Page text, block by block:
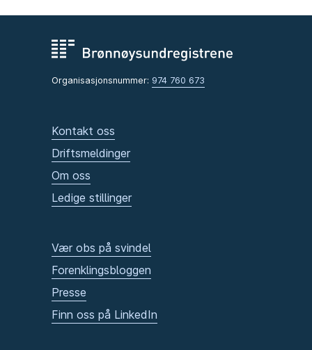
Organisasjonsnummer: 974 760 673
Kontakt oss
Driftsmeldinger
Om oss
Ledige stillinger
Vær obs på svindel
Forenklingsbloggen
Presse
Finn oss på LinkedIn